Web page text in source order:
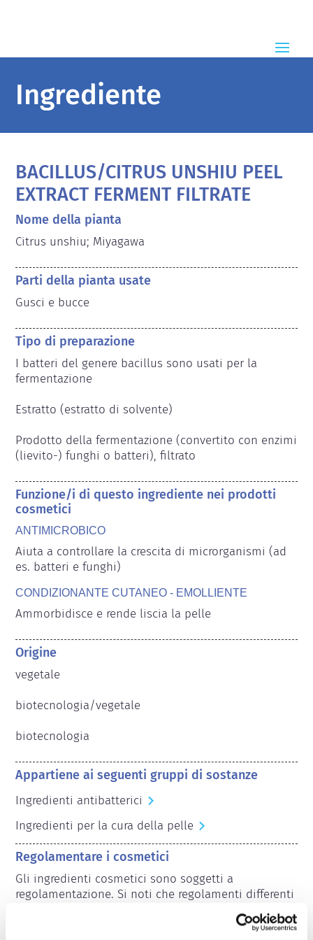
Ingrediente
BACILLUS/CITRUS UNSHIU PEEL
EXTRACT FERMENT FILTRATE
Nome della pianta
Citrus unshiu; Miyagawa
Parti della pianta usate
Gusci e bucce
Tipo di preparazione
I batteri del genere bacillus sono usati per la
fermentazione
Estratto (estratto di solvente)
Prodotto della fermentazione (convertito con enzimi
(lievito-) funghi o batteri), filtrato
Funzione/i di questo ingrediente nei prodotti
cosmetici
ANTIMICROBICO
Aiuta a controllare la crescita di microrganismi (ad
es. batteri e funghi)
CONDIZIONANTE CUTANEO - EMOLLIENTE
Ammorbidisce e rende liscia la pelle
Origine
vegetale
biotecnologia/vegetale
biotecnologia
Appartiene ai seguenti gruppi di sostanze
Ingredienti antibatterici
Ingredienti per la cura della pelle
Regolamentare i cosmetici
Gli ingredienti cosmetici sono soggetti a
regolamentazione. Si noti che regolamenti differenti
potrebbero applicarsi agli ingredienti cosmetici al di